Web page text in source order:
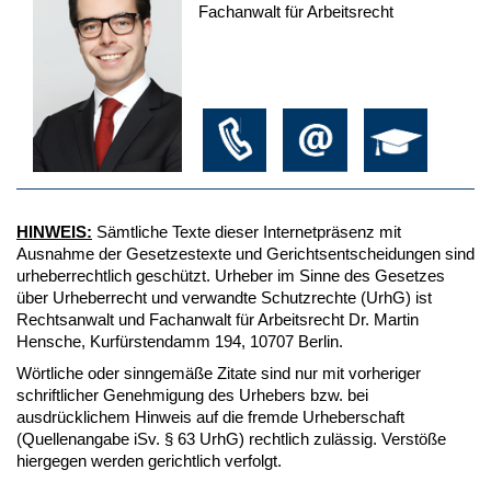
Fachanwalt für Arbeitsrecht
HINWEIS: Sämtliche Texte dieser Internetpräsenz mit
Ausnahme der Gesetzestexte und Gerichtsentscheidungen sind
urheberrechtlich geschützt. Urheber im Sinne des Gesetzes
über Urheberrecht und verwandte Schutzrechte (UrhG) ist
Rechtsanwalt und Fachanwalt für Arbeitsrecht Dr. Martin
Hensche, Kurfürstendamm 194, 10707 Berlin.
Wörtliche oder sinngemäße Zitate sind nur mit vorheriger
schriftlicher Genehmigung des Urhebers bzw. bei
ausdrücklichem Hinweis auf die fremde Urheberschaft
(Quellenangabe iSv. § 63 UrhG) rechtlich zulässig. Verstöße
hiergegen werden gerichtlich verfolgt.